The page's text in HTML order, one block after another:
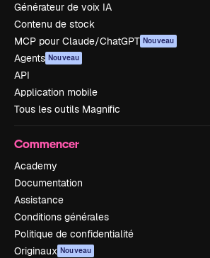
Générateur de voix IA
Contenu de stock
MCP pour Claude/ChatGPT Nouveau
Agents Nouveau
API
Application mobile
Tous les outils Magnific
Commencer
Academy
Documentation
Assistance
Conditions générales
Politique de confidentialité
Originaux Nouveau